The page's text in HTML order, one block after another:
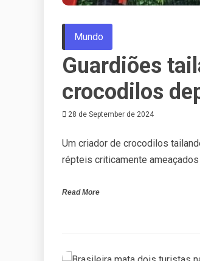
Mundo
Guardiões
crocodilos
28 de September de 2024
Um criador de crocodilos
répteis criticamente
Read More